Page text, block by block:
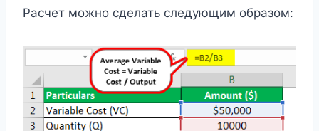
Расчет можно сделать следующим образом: